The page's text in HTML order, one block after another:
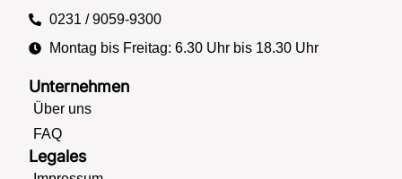
Unternehmen
Über uns
FAQ
Legales
0231 / 9059-9300
Montag bis Freitag: 6.30 Uhr bis 18.30 Uhr